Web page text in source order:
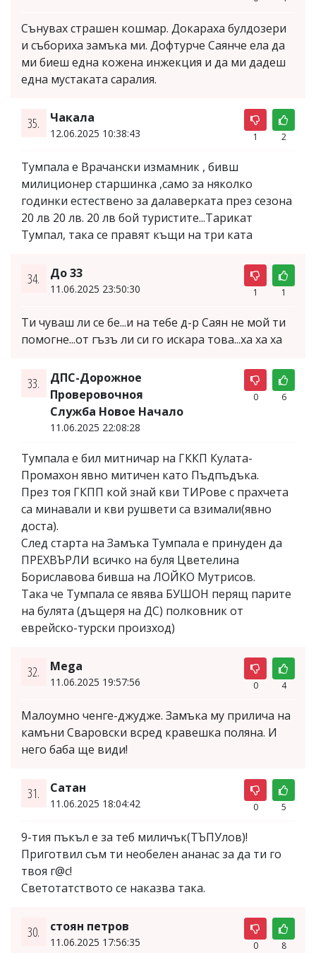
Сънувах страшен кошмар. Докараха булдозери
и събориха замъка ми. Дофтурче Саянче ела да
ми биеш една кожена инжекция и да ми дадеш
една мустаката саралия.
35. Чакала
12.06.2025 10:38:43 1 2
Тумпала е Врачански измамник , бивш
милиционер старшинка ,само за няколко
годинки естествено за далаверката през сезона
20 лв 20 лв. 20 лв бой туристите...Тарикат
Тумпал, така се правят къщи на три ката
34. До 33
11.06.2025 23:50:30 1 1
Ти чуваш ли се бе...и на тебе д-р Саян не мой ти
помогне...от гъзъ ли си го искара това...ха ха ха
33.
ДПС-Дорожное
Проверовочноя
Служба Новое Начало
11.06.2025 22:08:28
0 6
Тумпала е бил митничар на ГККП Кулата-
Промахон явно митичен като Пъдпъдъка.
През тоя ГКПП кой знай кви ТИРове с прахчета
са минавали и кви рушвети са взимали(явно
доста).
След старта на Замъка Тумпала е принуден да
ПРЕХВЪРЛИ всичко на буля Цветелина
Бориславова бивша на ЛОЙКО Мутрисов.
Така че Тумпала се явява БУШОН перящ парите
на булята (дъщеря на ДС) полковник от
еврейско-турски произход)
32. Mega
11.06.2025 19:57:56 0 4
Малоумно ченге-джудже. Замъка му прилича на
камъни Сваровски всред кравешка поляна. И
него баба ще види!
31. Сатан
11.06.2025 18:04:42 0 5
9-тия пъкъл е за теб миличък(ТЪПУлов)!
Приготвил съм ти необелен ананас за да ти го
твоя г@с!
Светотатството се наказва така.
30. стоян петров
11.06.2025 17:56:35 0 8